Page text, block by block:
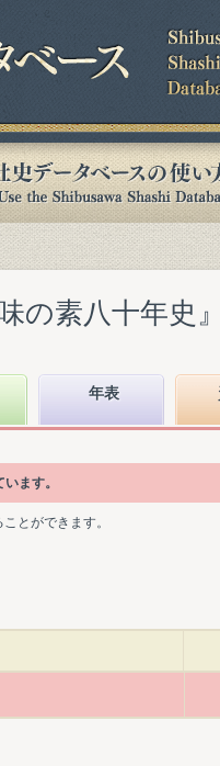
の素八十年史
年表
ます。
とができます。